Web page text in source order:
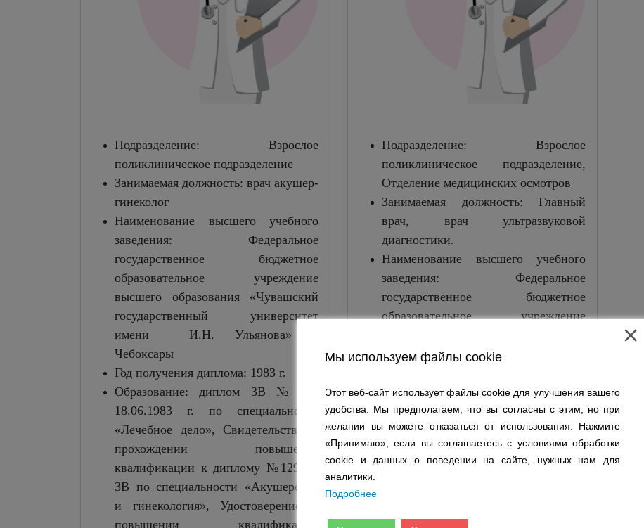
Подразделение: Взрослое
поликлиническое подразделение
Занимаемая должность: врач акушер-
гинеколог
Наименование высшего учебного
заведения: Федеральное
государственное бюджетное
образовательное учреждение
высшего образования «Чувашский
государственный университет
имени И.Н. Ульянова» г.
Чебоксары
Год получения диплома: 1983 г.
Образование: диплом 3В № от
18.06.1983 г. по специальности
«Лечебное дело», Свидетельство о
прохождении повышения
квалификации к диплому №129527
3В по специальности «Акушерство
и гинекология», Удостоверение о
повышении квалификации
Подразделение: Взрослое
поликлиническое подразделение,
Отделение медицинских осмотров
Занимаемая должность: Главный
врач, врач ультразвуковой
диагностики.
Наименование высшего учебного
заведения: Федеральное
государственное бюджетное
образовательное учреждение
государственный университет
Чебоксары
Год получения диплома: 2001г.
Образование: диплом ДВС
№0882443 от 30.06.2001 г. по
специальности «Лечебное дело»;
25.12.2007 г. по специальности
Мы используем файлы cookie
Этот веб-сайт использует файлы cookie для улучшения вашего
удобства. Мы предполагаем, что вы согласны с этим, но при
желании вы можете отказаться от использования. Нажмите
«Принимаю», если вы соглашаетесь с условиями обработки
cookie и данных о поведении на сайте, нужных нам для
аналитики.
Подробнее